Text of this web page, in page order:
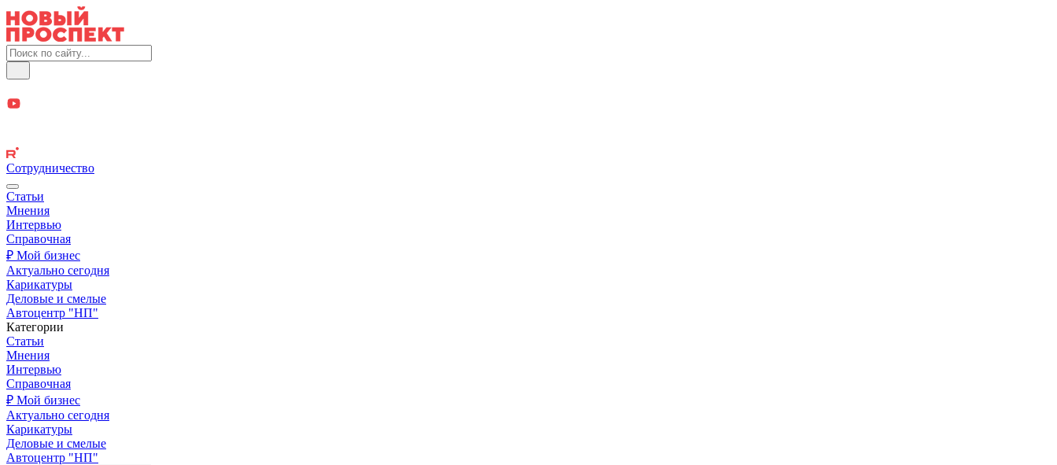
Сотрудничество
Статьи
Мнения
Интервью
Справочная
₽ Мой бизнес
Актуально сегодня
Карикатуры
Деловые и смелые
Автоцентр "НП"
Категории
Статьи
Мнения
Интервью
Справочная
₽ Мой бизнес
Актуально сегодня
Карикатуры
Деловые и смелые
Автоцентр "НП"